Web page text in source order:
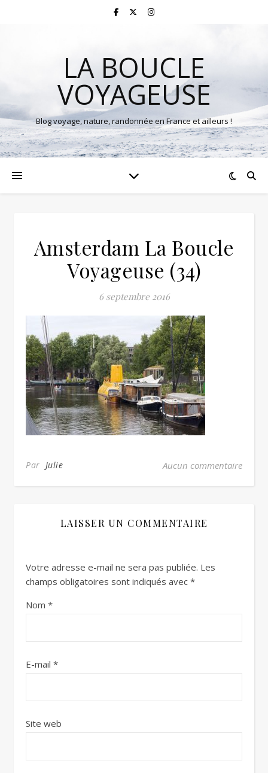
LA BOUCLE
VOYAGEUSE
Blog voyage, nature, randonnée en France et ailleurs !
Amsterdam La Boucle
Voyageuse (34)
6 septembre 2016
Par Julie Aucun commentaire
LAISSER UN COMMENTAIRE
Votre adresse e-mail ne sera pas publiée. Les
champs obligatoires sont indiqués avec *
Nom *
E-mail *
Site web